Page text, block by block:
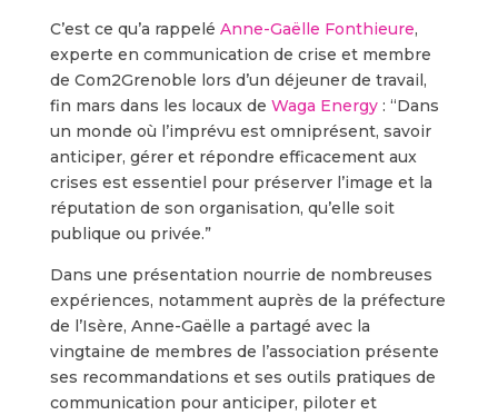
C’est ce qu’a rappelé Anne-Gaëlle Fonthieure,
experte en communication de crise et membre
de Com2Grenoble lors d’un déjeuner de travail,
fin mars dans les locaux de Waga Energy : “Dans
un monde où l’imprévu est omniprésent, savoir
anticiper, gérer et répondre efficacement aux
crises est essentiel pour préserver l’image et la
réputation de son organisation, qu’elle soit
publique ou privée.”
Dans une présentation nourrie de nombreuses
expériences, notamment auprès de la préfecture
de l’Isère, Anne-Gaëlle a partagé avec la
vingtaine de membres de l’association présente
ses recommandations et ses outils pratiques de
communication pour anticiper, piloter et